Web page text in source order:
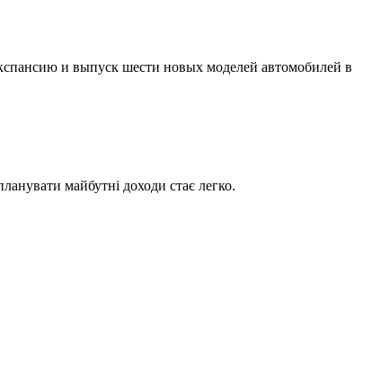
и выпуск шести новых моделей автомобилей в
майбутні доходи стає легко.